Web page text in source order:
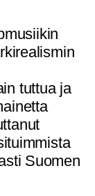
tuttua ja
Suomen